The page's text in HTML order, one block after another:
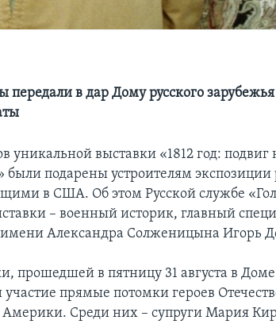
передали в дар Дому русского
уникальной выставки «1812 год: подвиг
были подарены устроителям экспозиции
в США. Об этом Русской службе
– военный историк, главный
имени Александра Солженицына Игорь
прошедшей в пятницу 31 августа в Доме
прямые потомки героев
Америки. Среди них – супруги Мария